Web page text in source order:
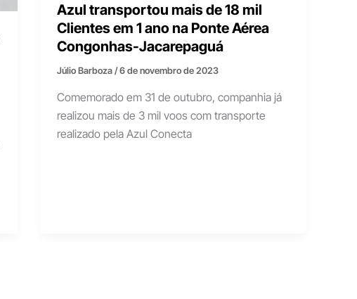
Azul transportou mais de 18 mil
Clientes em 1 ano na Ponte Aérea
Congonhas-Jacarepaguá
Júlio Barboza/6 de novembro de 2023
Comemorado em 31 de outubro, companhia já
realizou mais de 3 mil voos com transporte
realizado pela Azul Conecta